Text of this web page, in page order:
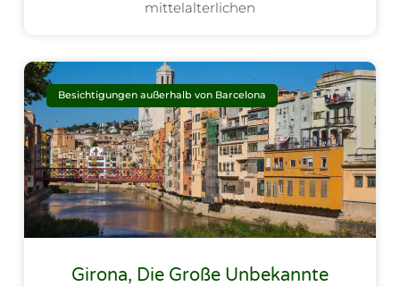
mittelalterlichen
Besichtigungen außerhalb von Barcelona
Girona, Die Große Unbekannte